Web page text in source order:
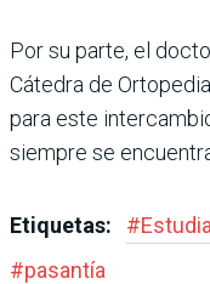
Por su parte, el
Cáte­dra de
para este
siempre se
Etiquetas: #
#pasantía